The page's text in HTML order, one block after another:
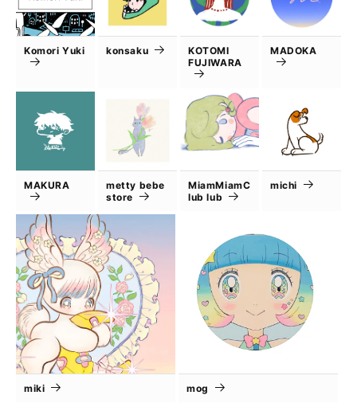
Komori Yuki konsaku
KOTOMI
FUJIWARA
MADOKA
MAKURA
metty bebe
store
MiamMiamC
lub lub
michi
miki mog